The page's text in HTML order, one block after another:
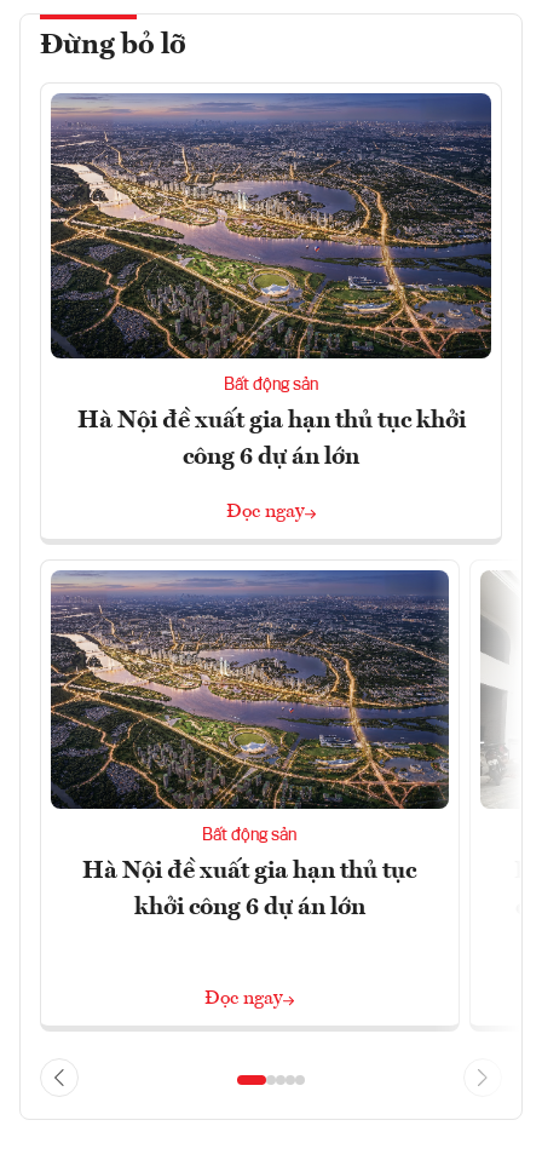
Đừng bỏ lỡ
Bất động sản
Hà Nội đề xuất gia hạn thủ tục khởi
công 6 dự án lớn
Đọc ngay
Bất động sản
Hà Nội đề xuất gia hạn thủ tục
khởi công 6 dự án lớn
Đọc ngay